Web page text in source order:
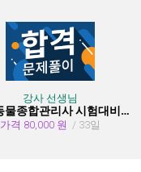
강사 선생님
반려동물종합관리사 시험대비 유형문제 풀이
가격 80,000 원 / 33일